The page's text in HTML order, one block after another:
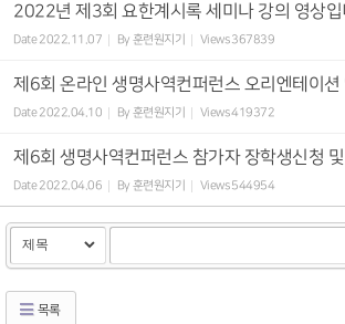
2022년 제3회 요한계시록 세미나 강의 영상입
Date 2022.11.07 By 훈련원지기 Views 367839
제6회 온라인 생명사역컨퍼런스 오리엔테이션
Date 2022.04.10 By 훈련원지기 Views419372
제6회 생명사역컨퍼런스 참가자 장학생신청
Date 2022.04.06 By 훈련원지기 Views 544954
목록